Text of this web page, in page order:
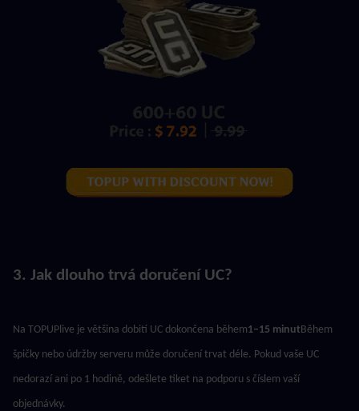
3. Jak dlouho trvá doručení UC?
Na TOPUPlive je většina dobití UC dokončena během1–15 minutBěhem
špičky nebo údržby serveru může doručení trvat déle. Pokud vaše UC
nedorazí ani po 1 hodině, odešlete tiket na podporu s číslem vaší
objednávky.